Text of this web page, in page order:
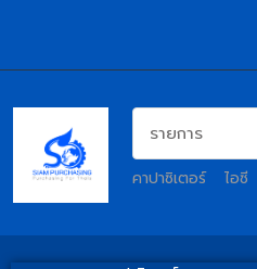
คาปาซิเตอร์ ไอซี